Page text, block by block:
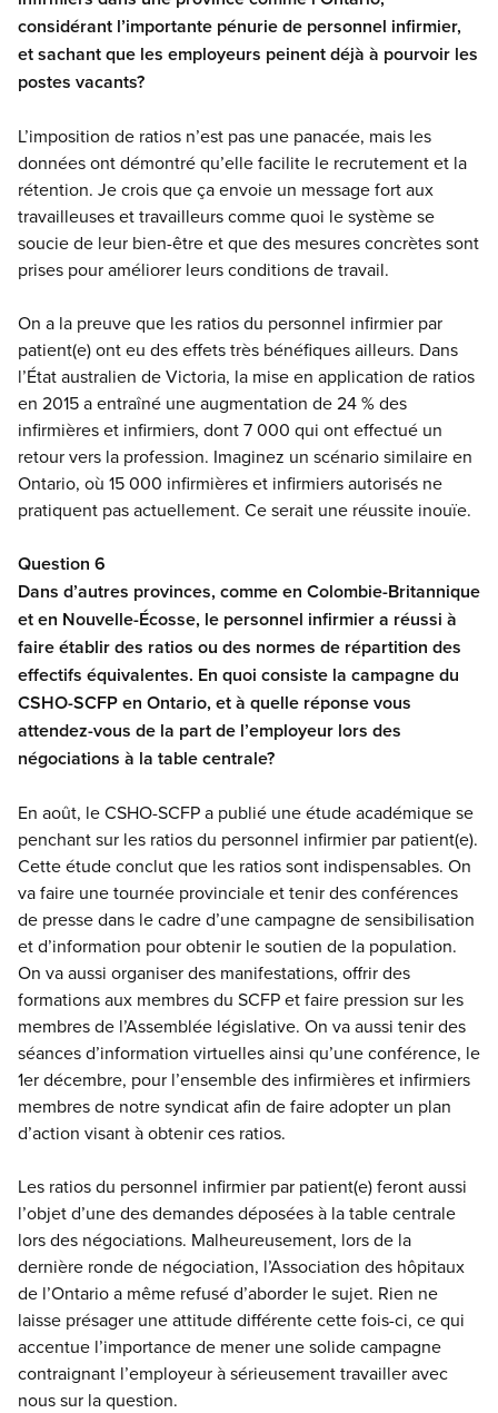
considérant l’importante pénurie de personnel infirmier,
et sachant que les employeurs peinent déjà à pourvoir les
postes vacants?
L’imposition de ratios n’est pas une panacée, mais les
données ont démontré qu’elle facilite le recrutement et la
rétention. Je crois que ça envoie un message fort aux
travailleuses et travailleurs comme quoi le système se
soucie de leur bien-être et que des mesures concrètes sont
prises pour améliorer leurs conditions de travail.
On a la preuve que les ratios du personnel infirmier par
patient(e) ont eu des effets très bénéfiques ailleurs. Dans
l’État australien de Victoria, la mise en application de ratios
en 2015 a entraîné une augmentation de 24 % des
infirmières et infirmiers, dont 7 000 qui ont effectué un
retour vers la profession. Imaginez un scénario similaire en
Ontario, où 15 000 infirmières et infirmiers autorisés ne
pratiquent pas actuellement. Ce serait une réussite inouïe.
Question 6
Dans d’autres provinces, comme en Colombie-Britannique
et en Nouvelle-Écosse, le personnel infirmier a réussi à
faire établir des ratios ou des normes de répartition des
effectifs équivalentes. En quoi consiste la campagne du
CSHO-SCFP en Ontario, et à quelle réponse vous
attendez-vous de la part de l’employeur lors des
négociations à la table centrale?
En août, le CSHO-SCFP a publié une étude académique se
penchant sur les ratios du personnel infirmier par patient(e).
Cette étude conclut que les ratios sont indispensables. On
va faire une tournée provinciale et tenir des conférences
de presse dans le cadre d’une campagne de sensibilisation
et d’information pour obtenir le soutien de la population.
On va aussi organiser des manifestations, offrir des
formations aux membres du SCFP et faire pression sur les
membres de l’Assemblée législative. On va aussi tenir des
séances d’information virtuelles ainsi qu’une conférence, le
1er décembre, pour l’ensemble des infirmières et infirmiers
membres de notre syndicat afin de faire adopter un plan
d’action visant à obtenir ces ratios.
Les ratios du personnel infirmier par patient(e) feront aussi
l’objet d’une des demandes déposées à la table centrale
lors des négociations. Malheureusement, lors de la
dernière ronde de négociation, l’Association des hôpitaux
de l’Ontario a même refusé d’aborder le sujet. Rien ne
laisse présager une attitude différente cette fois-ci, ce qui
accentue l’importance de mener une solide campagne
contraignant l’employeur à sérieusement travailler avec
nous sur la question.